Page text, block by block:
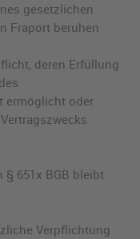
gesetzlichen
Fraport beruhen
deren Erfüllung
ermöglicht oder
651x BGB bleibt
Verpflichtung